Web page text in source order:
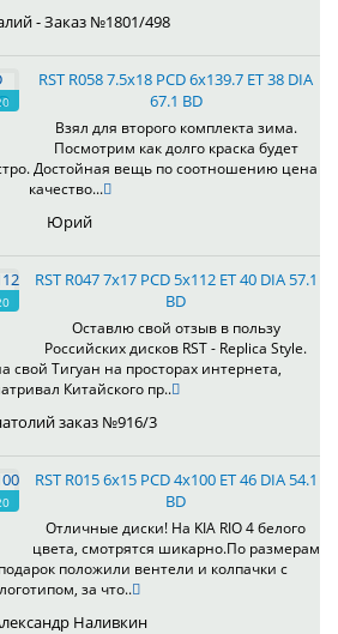
- Заказ №1801/498
RST R058 7.5x18 PCD 6x139.7 ET 38 DIA
67.1 BD
Взял для второго комплекта зима.
Посмотрим как долго краска будет
Достойная вещь по соотношению цена
качество...
Юрий
RST R047 7x17 PCD 5x112 ET 40 DIA 57.1
BD
Оставлю свой отзыв в пользу
Российских дисков RST - Replica Style.
свой Тигуан на просторах интернета,
Китайского пр..
заказ №916/3
RST R015 6x15 PCD 4x100 ET 46 DIA 54.1
BD
Отличные диски! На KIA RIO 4 белого
цвета, смотрятся шикарно.По размерам
положили вентели и колпачки с
логотипом, за что..
Наливкин